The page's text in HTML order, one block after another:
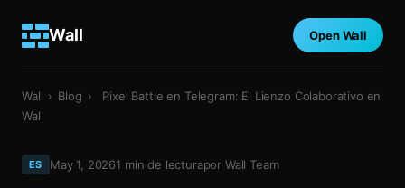
Wall Open Wall
Wall › Blog ›
Pixel Battle en Telegram: El Lienzo Colaborativo en
Wall
ES May 1, 20261 min de lecturapor Wall Team